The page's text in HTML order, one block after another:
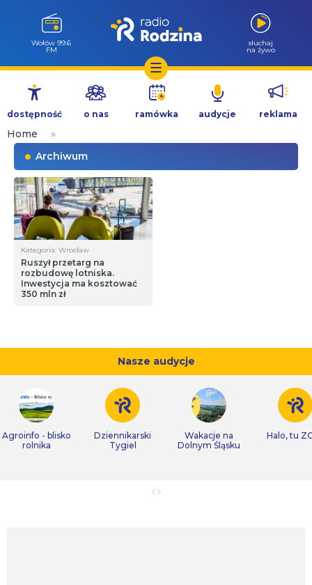
Przejdź
treści
Wołów 99.6
FM
słuchaj
na żywo
dostępność o nas ramówka audycje reklama
Home
»
Archiwum
Kategoria: Wrocław
Ruszył przetarg na
rozbudowę lotniska.
Inwestycja ma kosztować
350 mln zł
Nasze audycje
Agroinfo - blisko
rolnika
Dziennikarski
Tygiel
Wakacje na
Dolnym Śląsku
Halo, tu